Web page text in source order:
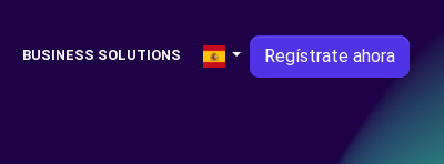
BUSINESS SOLUTIONS Regístrate ahora